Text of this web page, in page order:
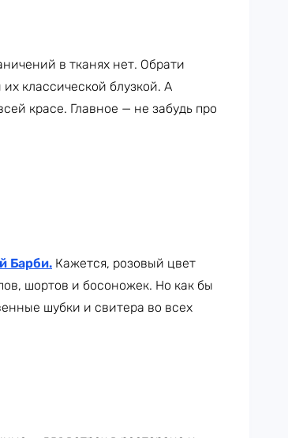
в тканях нет. Обрати
классической блузкой. А
красе. Главное — не забудь про
Барби. Кажется, розовый цвет
шортов и босоножек. Но как бы
шубки и свитера во всех